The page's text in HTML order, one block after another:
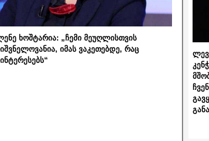
ხოშტარია: „ჩემი მეუღლისთვის
იმას ვაკეთებდე, რაც